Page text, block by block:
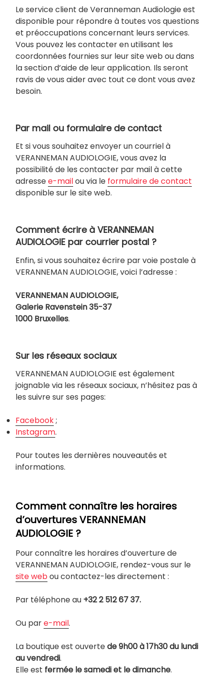
Le service client de Veranneman Audiologie est
disponible pour répondre à toutes vos questions
et préoccupations concernant leurs services.
Vous pouvez les contacter en utilisant les
coordonnées fournies sur leur site web ou dans
la section d’aide de leur application. Ils seront
ravis de vous aider avec tout ce dont vous avez
besoin.
Par mail ou formulaire de contact
Et si vous souhaitez envoyer un courriel à
VERANNEMAN AUDIOLOGIE, vous avez la
possibilité de les contacter par mail à cette
adressee-mailou via le formulaire de contact
disponible sur le site web.
Comment écrire à VERANNEMAN
AUDIOLOGIE par courrier postal ?
Enfin, si vous souhaitez écrire par voie postale à
VERANNEMAN AUDIOLOGIE, voici l’adresse :
VERANNEMAN AUDIOLOGIE,
Galerie Ravenstein 35-37
1000 Bruxelles.
Sur les réseaux sociaux
VERANNEMAN AUDIOLOGIE est également
joignable via les réseaux sociaux, n’hésitez pas à
les suivre sur ses pages:
Facebook;
Instagram.
Pour toutes les dernières nouveautés et
informations.
Comment connaître les horaires
d’ouvertures VERANNEMAN
AUDIOLOGIE ?
Pour connaître les horaires d’ouverture de
VERANNEMAN AUDIOLOGIE, rendez-vous sur le
site webou contactez-les directement :
Par téléphone au +32 2 512 67 37.
Ou pare-mail.
La boutique est ouvertede 9h00 à 17h30 du lundi
au vendredi.
Elle est fermée le samedi et le dimanche.